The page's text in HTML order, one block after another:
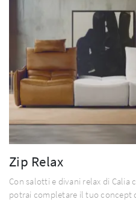
Zip Relax
Con salotti e divani relax di Calia
potrai completare il tuo concept